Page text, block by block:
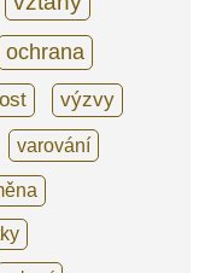
ochrana
výzvy
varování